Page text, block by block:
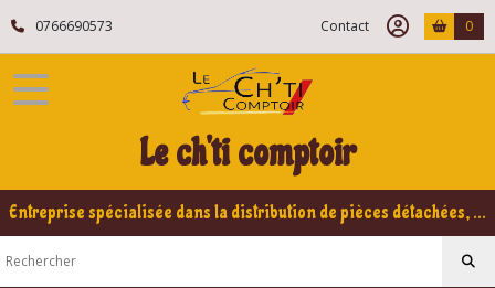
0766690573 Contact 0
Le ch'ti comptoir
Entreprise spécialisée dans la distribution de pièces détachées, refabrication pour voitures Yountimers Peugeot 205 GTI, 309 GTI - GTI16